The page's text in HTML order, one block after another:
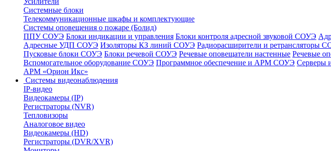
Системные блоки
Телекоммуникационные шкафы и комплектующие
Системы оповещения о пожаре (Болид)
ППУ СОУЭ Блоки индикации и управления Блоки контроля адресной звуковой СОУЭ
Адресные УДП СОУЭ Изоляторы КЗ линий СОУЭ Радиорасширители и ретрансляторы
Пусковые блоки СОУЭ Блоки речевой СОУЭ Речевые оповещатели настенные Речевые
Вспомогательное оборудование СОУЭ Программное обеспечение и АРМ СОУЭ Серверы
АРМ «Орион Икс»
Системы видеонаблюдения
IP-видео
Видеокамеры (IP)
Регистраторы (NVR)
Тепловизоры
Аналоговое видео
Видеокамеры (HD)
Регистраторы (DVR/XVR)